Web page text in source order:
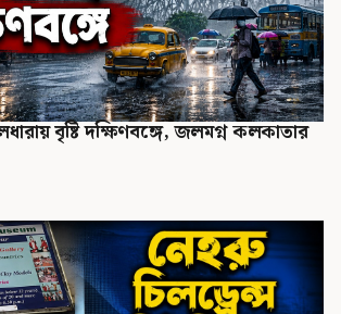
বৃষ্টি দক্ষিণবঙ্গে, জলমগ্ন কলকাতার